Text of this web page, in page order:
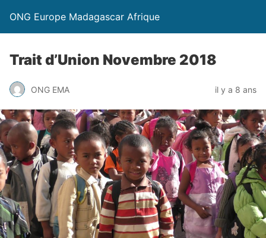
ONG Europe Madagascar Afrique
Trait d’Union Novembre 2018
ONG EMA il y a 8 ans